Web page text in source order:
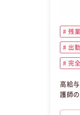
残
出
完
高給与で土日
護師